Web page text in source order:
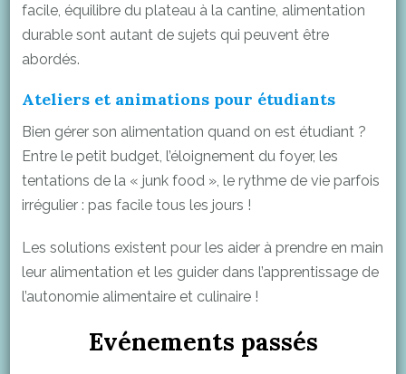
facile, équilibre du plateau à la cantine, alimentation
durable sont autant de sujets qui peuvent être
abordés.
Ateliers et animations pour étudiants
Bien gérer son alimentation quand on est étudiant ?
Entre le petit budget, l’éloignement du foyer, les
tentations de la « junk food », le rythme de vie parfois
irrégulier : pas facile tous les jours !
Les solutions existent pour les aider à prendre en main
leur alimentation et les guider dans l’apprentissage de
l’autonomie alimentaire et culinaire !
Evénements passés